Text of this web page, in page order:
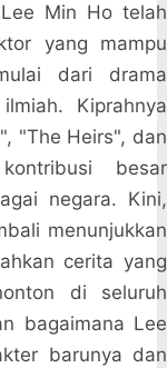
Min Ho telah
yang mampu
dari drama
Kiprahnya
"The Heirs", dan
besar
negara. Kini,
menunjukkan
cerita yang
di seluruh
bagaimana Lee
barunya dan